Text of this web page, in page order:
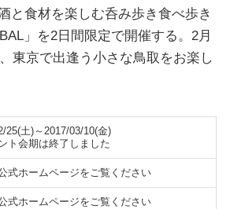
と食材を楽しむ呑み歩き食べ歩き
」を2日間限定で開催する。2月
東京で出逢う小さな鳥取をお楽し
25(土)～2017/03/10(金)
ト会期は終了しました
式ホームページをご覧ください
式ホームページをご覧ください